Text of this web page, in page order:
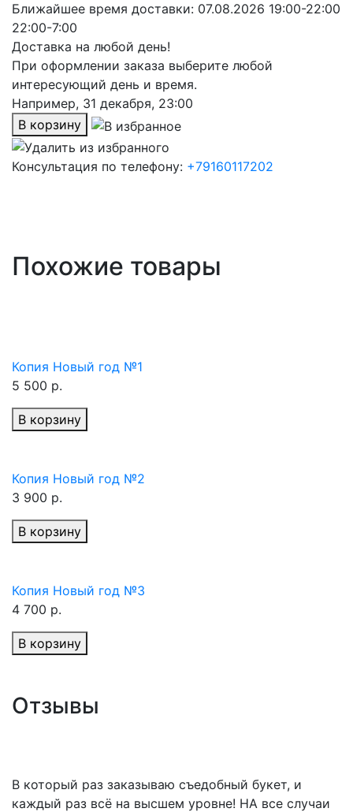
Ближайшее время доставки: 07.08.2026 19:00-22:00
22:00-7:00
Доставка на любой день!
При оформлении заказа выберите любой
интересующий день и время.
Например, 31 декабря, 23:00
В корзину
Консультация по телефону: +79160117202
Похожие товары
Копия Новый год №1
5 500 р.
В корзину
Копия Новый год №2
3 900 р.
В корзину
Копия Новый год №3
4 700 р.
В корзину
Отзывы
В который раз заказываю съедобный букет, и
каждый раз всё на высшем уровне! НА все случаи